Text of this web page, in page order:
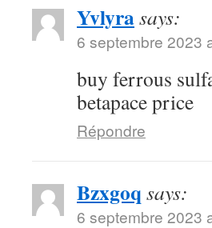
Yvlyrasays:
6 septembre 2023
buy ferrous
betapace price
Répondre
Bzxgoq says:
6 septembre 2023